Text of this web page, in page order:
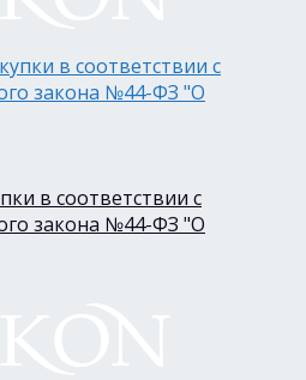
в соответствии с
закона №44-ФЗ "О